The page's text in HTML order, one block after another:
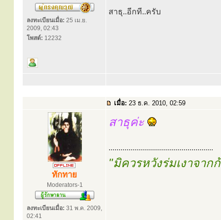
ลงทะเบียนเมื่อ: 25 เม.ย.
2009, 02:43
โพสต์: 12232
สาธุ..อีกที..ครับ
เมื่อ: 23 ธ.ค. 2010, 02:59
ทักทาย
Moderators-1
ลงทะเบียนเมื่อ: 31 พ.ค. 2009,
02:41
สาธุค่ะ
.....................................................
"มิควรหวังร่มเงาจาก